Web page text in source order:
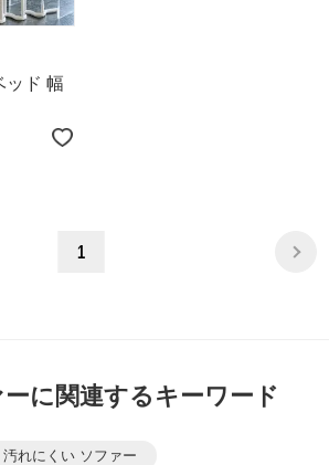
ッド 幅
1
に関連するキーワード
汚れにくい ソファー